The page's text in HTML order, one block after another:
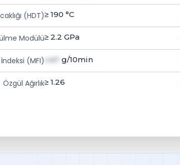
(HDT)≥ 190 °C
Modülü≥ 2.2 GPa
(MFI) val1 g/10min
Özgül Ağırlık≥ 1.26